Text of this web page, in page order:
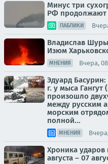
Минус три
РФ продолжают
ПАБЛИКИ
Владислав
Изюм
МНЕНИЯ Вчера,
Эдуард
г. у мыса
произошло
между русским
морским
полной...
МНЕНИЯ
Хроника
августа – 07